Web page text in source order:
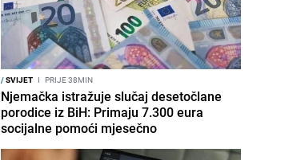
/SVIJET I PRIJE 38MIN
Njemačka istražuje slučaj desetočlane
porodice iz BiH: Primaju 7.300 eura
socijalne pomoći mjesečno